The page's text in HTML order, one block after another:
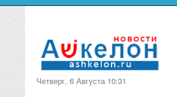
Четверг, 6 Августа 10:31